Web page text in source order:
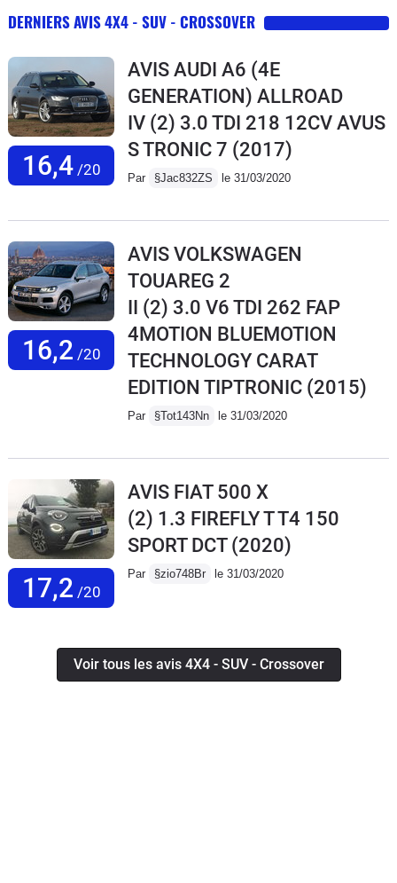
DERNIERS AVIS 4X4 - SUV - CROSSOVER
16,4/20
AVIS AUDI A6 (4E
GENERATION) ALLROAD
IV (2) 3.0 TDI 218 12CV AVUS
S TRONIC 7 (2017)
Par §Jac832ZS le 31/03/2020
16,2 /20
AVIS VOLKSWAGEN
TOUAREG 2
II (2) 3.0 V6 TDI 262 FAP
4MOTION BLUEMOTION
TECHNOLOGY CARAT
EDITION TIPTRONIC (2015)
Par §Tot143Nn le 31/03/2020
17,2 /20
AVIS FIAT 500 X
(2) 1.3 FIREFLY T T4 150
SPORT DCT(2020)
Par §zio748Br le 31/03/2020
Voir tous les avis 4X4 - SUV - Crossover